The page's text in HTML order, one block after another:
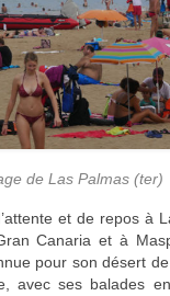
de Las Palmas (ter)
et de repos à
Canaria et à
pour son désert
avec ses balades